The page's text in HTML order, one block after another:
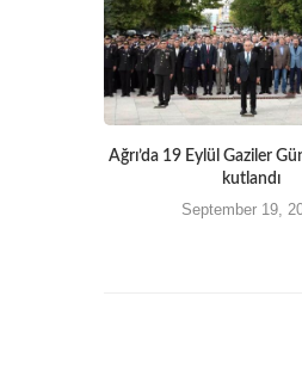
Ağrı’da 19 Eylül Gaziler
kutlandı
September 19,